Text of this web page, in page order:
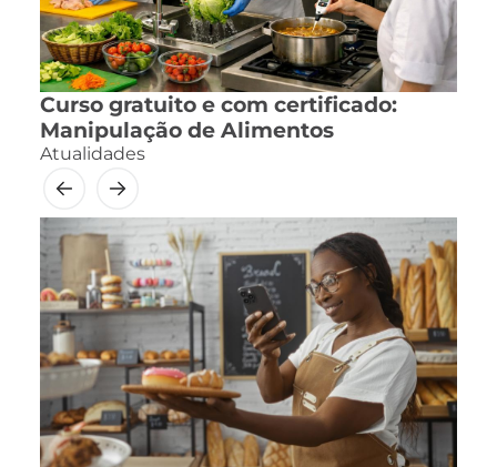
Curso gratuito e com certificado:
Manipulação de Alimentos
Atualidades